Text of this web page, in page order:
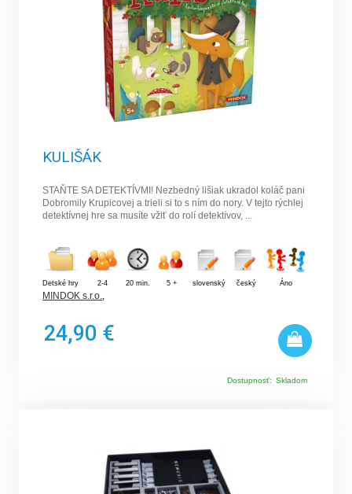
KULIŠÁK
STAŇTE SA DETEKTÍVMI! Nezbedný lišiak ukradol koláč pani
Dobromily Krupicovej a trieli si to s ním do nory. V tejto rýchlej
detektívnej hre sa musíte vžiť do rolí detektívov, ...
Detské hry 2-4 20 min. 5 + slovenský český Áno
MINDOK s.r.o.,
24,90 €
Dostupnosť: Skladom